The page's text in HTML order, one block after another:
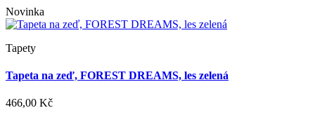
Novinka
Tapety
Tapeta na zeď, FOREST DREAMS, les zelená
466,00 Kč